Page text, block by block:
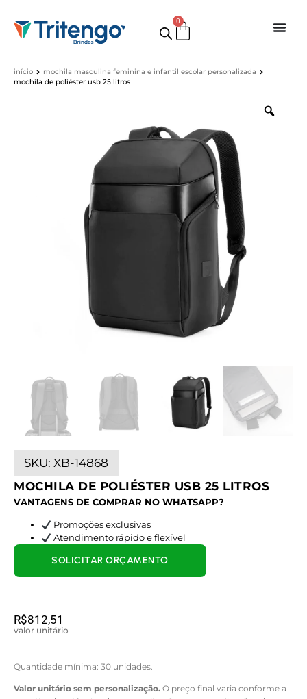
0
início
mochila masculina feminina e infantil escolar personalizada
mochila de poliéster usb 25 litros
SKU: XB-14868
MOCHILA DE POLIÉSTER USB 25 LITROS
VANTAGENS DE COMPRAR NO WHATSAPP?
Promoções exclusivas
Atendimento rápido e flexível
R$812,51
valor unitário
Quantidade mínima: 30 unidades.
Valor unitário sem personalização. O preço final varia conforme a
SOLICITAR ORÇAMENTO